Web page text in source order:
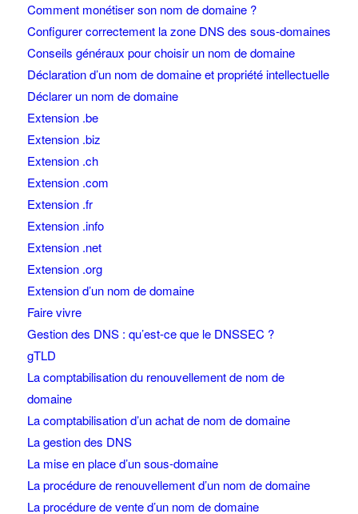
Comment monétiser son nom de domaine ?
Configurer correctement la zone DNS des sous-domaines
Conseils généraux pour choisir un nom de domaine
Déclaration d’un nom de domaine et propriété intellectuelle
Déclarer un nom de domaine
Extension .be
Extension .biz
Extension .ch
Extension .com
Extension .fr
Extension .info
Extension .net
Extension .org
Extension d’un nom de domaine
Faire vivre
Gestion des DNS : qu’est-ce que le DNSSEC ?
gTLD
La comptabilisation du renouvellement de nom de
domaine
La comptabilisation d’un achat de nom de domaine
La gestion des DNS
La mise en place d’un sous-domaine
La procédure de renouvellement d’un nom de domaine
La procédure de vente d’un nom de domaine